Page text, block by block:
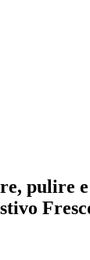
pulire